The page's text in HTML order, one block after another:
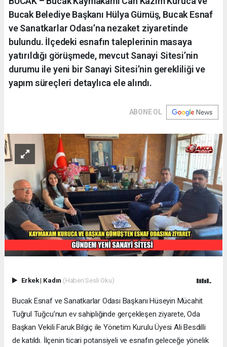
Bucak Belediye Başkanı Hülya Gümüş, Bucak Esnaf
ve Sanatkarlar Odası’na nezaket ziyaretinde
bulundu. İlçedeki esnafın taleplerinin masaya
yatırıldığı görüşmede, mevcut Sanayi Sitesi’nin
durumu ile yeni bir Sanayi Sitesi’nin gerekliliği ve
yapım süreçleri detaylıca ele alındı.
ABONE OL
Erkek| Kadın (Haberi Sesli Oku)
Bucak Esnaf ve Sanatkarlar Odası Başkanı Hüseyin Mücahit
Tuğrul Tuğcu’nun ev sahipliğinde gerçekleşen ziyarete, Oda
Başkan Vekili Faruk Bilgiç ile Yönetim Kurulu Üyesi Ali Besdilli
de katıldı. İlçenin ticari potansiyeli ve esnafın geleceğe yönelik